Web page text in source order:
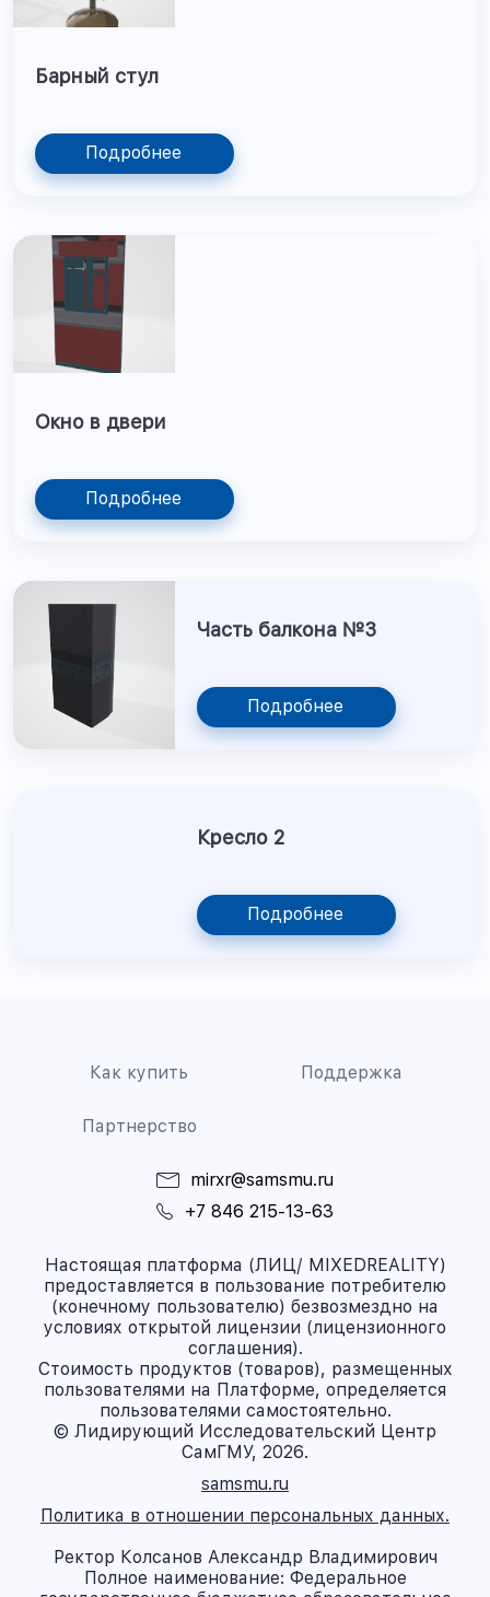
Барный стул
Подробнее
Окно в двери
Подробнее
Часть балкона №3
Подробнее
Кресло 2
Подробнее
Как купить Поддержка
Партнерство
mirxr@samsmu.ru
+7 846 215-13-63
Настоящая платформа (ЛИЦ/ MIXEDREALITY)
предоставляется в пользование потребителю
(конечному пользователю) безвозмездно на
условиях открытой лицензии (лицензионного
соглашения).
Стоимость продуктов (товаров), размещенных
пользователями на Платформе, определяется
пользователями самостоятельно.
© Лидирующий Исследовательский Центр
СамГМУ, 2026.
samsmu.ru
Политика в отношении персональных данных.
Ректор Колсанов Александр Владимирович
Полное наименование: Федеральное